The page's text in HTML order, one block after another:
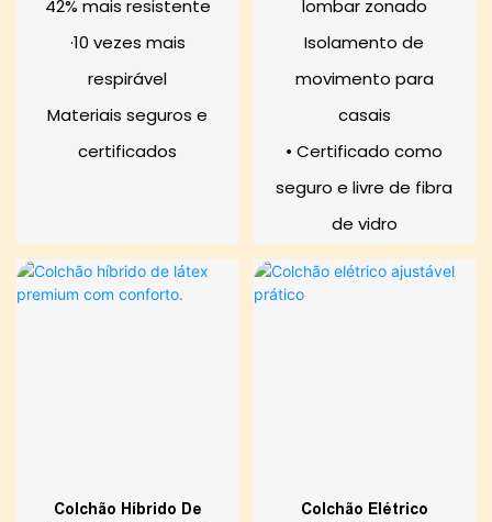
42% mais resistente
·10 vezes mais
respirável
Materiais seguros e
certificados
lombar zonado
Isolamento de
movimento para
casais
• Certificado como
seguro e livre de fibra
de vidro
Colchão Híbrido De
Colchão Elétrico